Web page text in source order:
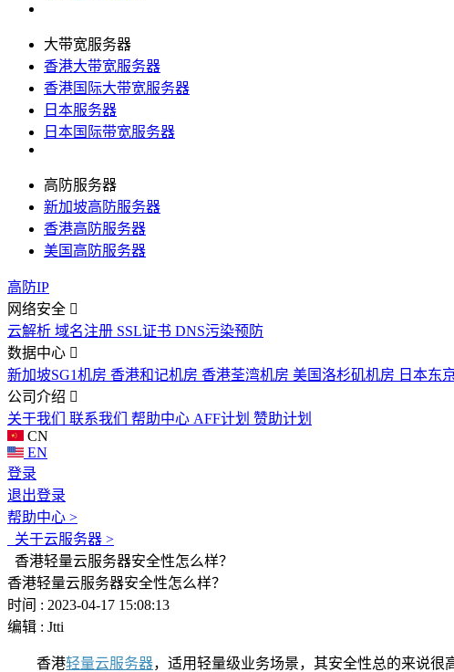
大带宽服务器
香港大带宽服务器
香港国际大带宽服务器
日本服务器
日本国际带宽服务器
高防服务器
新加坡高防服务器
香港高防服务器
美国高防服务器
高防IP
网络安全
云解析 域名注册 SSL证书 DNS污染预防
数据中心
新加坡SG1机房 香港和记机房 香港荃湾机房 美国洛杉矶机房 日本东
公司介绍
关于我们 联系我们 帮助中心 AFF计划 赞助计划
CN
EN
登录
退出登录
帮助中心 >
关于云服务器 >
香港轻量云服务器安全性怎么样？
香港轻量云服务器安全性怎么样？
时间 : 2023-04-17 15:08:13
编辑 : Jtti
香港轻量云服务器，适用轻量级业务场景，其安全性总的来说